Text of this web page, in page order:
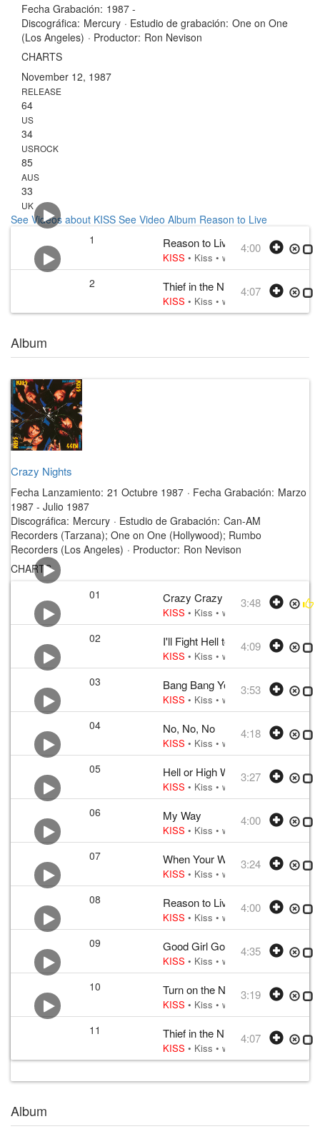
Fecha Grabación: 1987 -
Discográfica: Mercury · Estudio de grabación: One on One
(Los Angeles) · Productor: Ron Nevison
CHARTS
November 12, 1987
RELEASE
64
US
34
USROCK
85
AUS
33
UK
See Videos about KISS See Video Album Reason to Live
1
Reason to Live
KISS • Kiss • w: Stanley, Child • v:
4:00
2 Thief in the Night
KISS • Kiss • w: Simmons, Mitch
4:07
Album
Crazy Nights
Fecha Lanzamiento: 21 Octubre 1987 · Fecha Grabación: Marzo
1987 - Julio 1987
Discográfica: Mercury · Estudio de Grabación: Can-AM
Recorders (Tarzana); One on One (Hollywood); Rumbo
Recorders (Los Angeles) · Productor: Ron Nevison
CHARTS
01
Crazy Crazy Nights
KISS • Kiss • w: Paul Stanley,
3:48
02 I'll Fight Hell to Hold You
KISS • Kiss • w: Stanley, Mitchell,
4:09
03 Bang Bang You
KISS • Kiss • w: Stanley, Desmond
3:53
04 No, No, No
KISS • Kiss • w: Gene Simmons,
4:18
05 Hell or High Water
KISS • Kiss • w: Simmons, Kulick•
3:27
06 My Way
KISS • Kiss • w: Stanley, Child,
4:00
07 When Your Walls Come Down
KISS • Kiss • w: Stanley, Mitchell,
3:24
08 Reason to Live
KISS • Kiss • w: Stanley, Child • v:
4:00
09 Good Girl Gone Bad
KISS • Kiss • w: Simmons, Davitt
4:35
10 Turn on the Night
KISS • Kiss • w: Stanley, Diane
3:19
11 Thief in the Night
KISS • Kiss • w: Simmons, Mitch
4:07
Album